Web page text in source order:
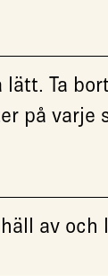
Ta
på varje
av och